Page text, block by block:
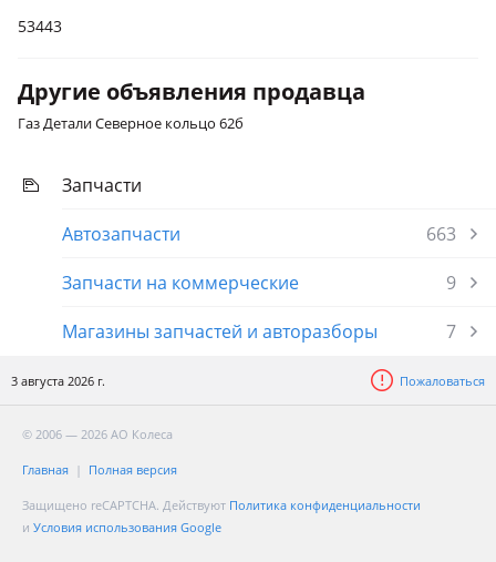
53443
Другие объявления продавца
Газ Детали Северное кольцо 62б
Запчасти
Автозапчасти
663
Запчасти на коммерческие
9
Магазины запчастей и авторазборы
7
3 августа 2026 г. Пожаловаться
© 2006 — 2026 АО Колеса
Главная Полная версия
Защищено reCAPTCHA. Действуют Политика конфиденциальности
и Условия использования Google